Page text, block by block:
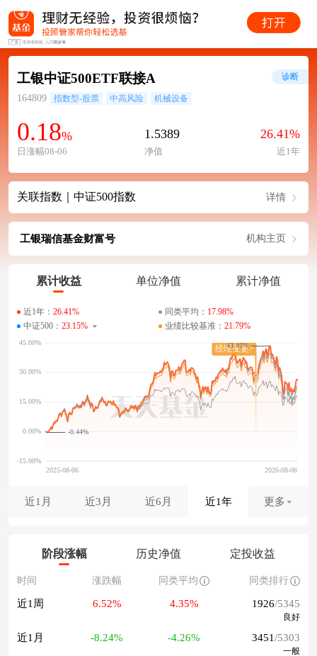
工银中证500ETF联接A
164809 指数型-股票 中高风险 机械设备
0.18%
日涨幅08-06
1.5389
净值
26.41%
近1年
诊断
关联指数｜中证500指数 详情
工银瑞信基金财富号 机构主页
累计收益 单位净值 累计净值
近1年： 26.41% 同类平均： 17.98%
中证500： 23.15% 业绩比较基准： 21.79%
-0.44%
43.45%
近1月 近3月 近6月 近1年 更多
阶段涨幅 历史净值 定投收益
时间 涨跌幅 同类平均 同类排行
近1周 6.52% 4.35% 1926/5345
良好
近1月 -8.24% -4.26% 3451/5303
一般